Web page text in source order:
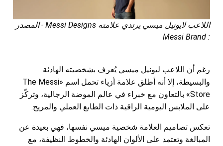
اللاعب لايونيل ميسي يرتدي علامته Messi Designs - المصدر
: Messi Brand
رغم أن اللاعب ليونيل ميسي يُعرف بشخصيته الهادئة
والبسيطة، إلا أنه أطلق علامة أزياء تحمل اسم «The Messi
Store» بالتعاون مع خبراء في عالم الموضة الرجالية، وتركّز
على الملابس اليومية الراقية ذات الطابع العملي والمريح.
تعكس تصاميم العلامة شخصية ميسي نفسها، فهي بعيدة عن
المبالغة وتعتمد على الألوان الهادئة والخطوط النظيفة، مع